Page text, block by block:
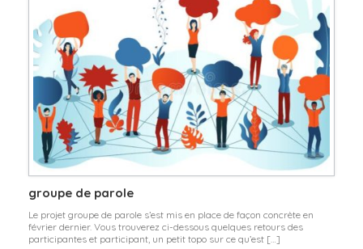
groupe de parole
Le projet groupe de parole s’est mis en place de façon concrète en
février dernier. Vous trouverez ci-dessous quelques retours des
participantes et participant, un petit topo sur ce qu’est […]